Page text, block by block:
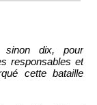
dix, pour
responsables et
cette bataille